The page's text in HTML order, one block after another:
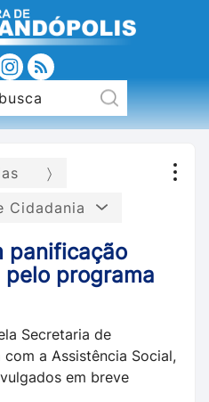
Cidadania
panificação
programa
Secretaria de
a Assistência Social,
em breve